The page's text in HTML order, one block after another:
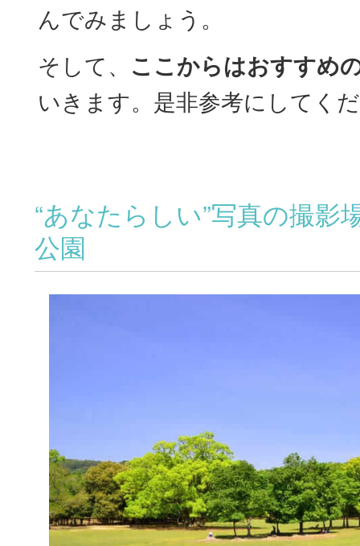
んでみましょう。
そして、 ここからはおすすめ
いきます。是非参考にしてく
“あなたらしい”写真の撮影
公園